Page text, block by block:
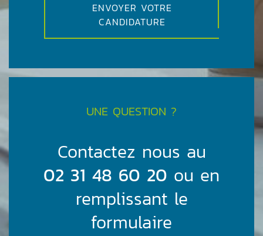
ENVOYER VOTRE
CANDIDATURE
UNE QUESTION ?
Contactez nous au
02 31 48 60 20 ou en
remplissant le
formulaire